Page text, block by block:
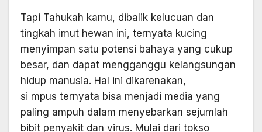
Tapi Tahukah kamu, dibalik kelucuan dan
tingkah imut hewan ini, ternyata kucing
menyimpan satu potensi bahaya yang cukup
besar, dan dapat mengganggu kelangsungan
hidup manusia. Hal ini dikarenakan,
si mpus ternyata bisa menjadi media yang
paling ampuh dalam menyebarkan sejumlah
bibit penyakit dan virus. Mulai dari tokso